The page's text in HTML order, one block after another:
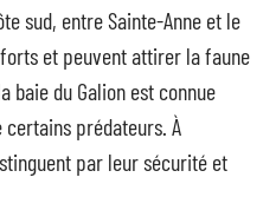
sud, entre Sainte-Anne et le
et peuvent attirer la faune
baie du Galion est connue
prédateurs. À
par leur sécurité et